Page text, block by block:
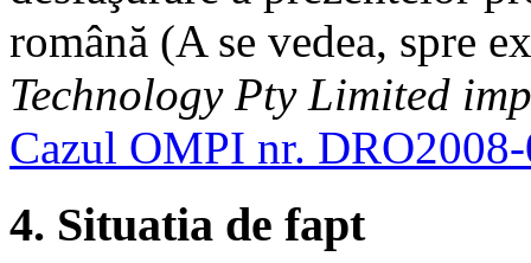
română (A se vedea, spre
Technology Pty Limited
Cazul OMPI nr.
4. Situatia de fapt